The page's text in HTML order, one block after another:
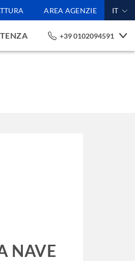
AREA AGENZIE IT
+39 0102094591
NAVE